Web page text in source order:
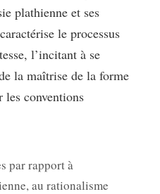
plathienne et ses
le processus
l’incitant à se
la maîtrise de la forme
les conventions
par rapport à
au rationalisme